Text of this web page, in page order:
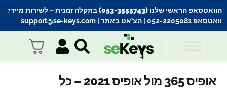
הוואטסאפ הראשי שלנו (053-3555743) בתקלה זמנית
– לשירות מיידי:
וואטסאפ 052-2205081
| הצ’אט באתר | support@se-keys.com
אופיס 365 מול אופיס 2021 – כל